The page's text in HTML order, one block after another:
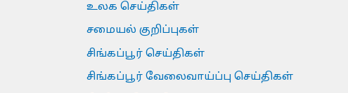
உலக செய்திகள்
சமையல் குறிப்புகள்
சிங்கப்பூர் செய்திகள்
சிங்கப்பூர் வேலைவாய்ப்பு செய்திகள்